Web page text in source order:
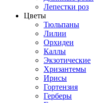
Лепестки роз
Цветы
Тюльпаны
Лилии
Орхидеи
Каллы
Экзотические
Хризантемы
Ирисы
Гортензия
Герберы